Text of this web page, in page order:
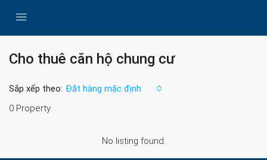
Cho thuê căn hộ chung cư
0 Property
Sắp xếp theo: Đặt hàng mặc định
No listing found.